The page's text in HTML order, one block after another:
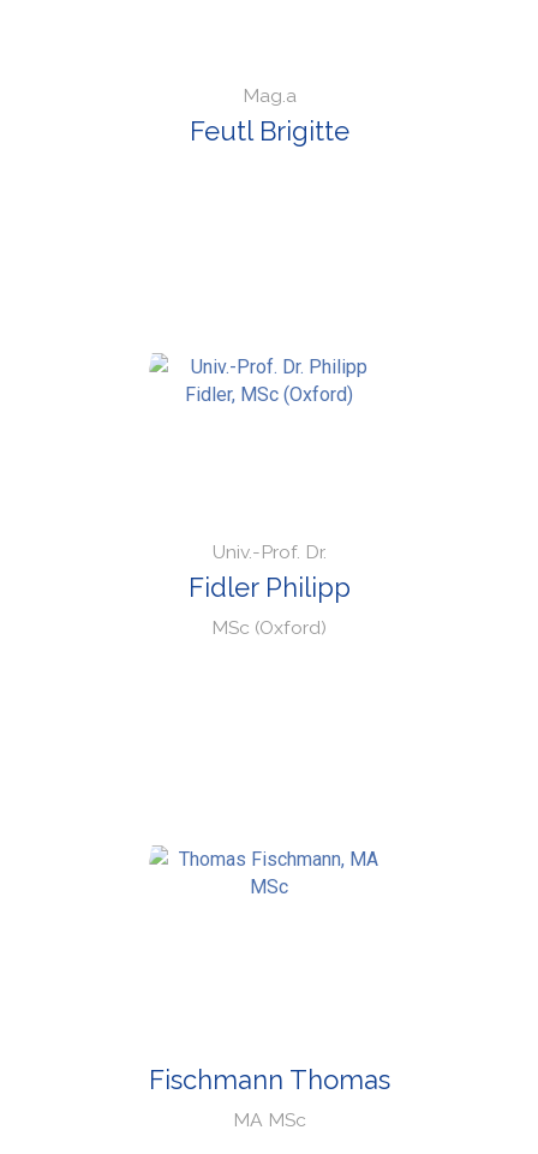
Mag.a
Feutl Brigitte
Univ.-Prof. Dr.
Fidler Philipp
MSc (Oxford)
Fischmann Thomas
MA MSc